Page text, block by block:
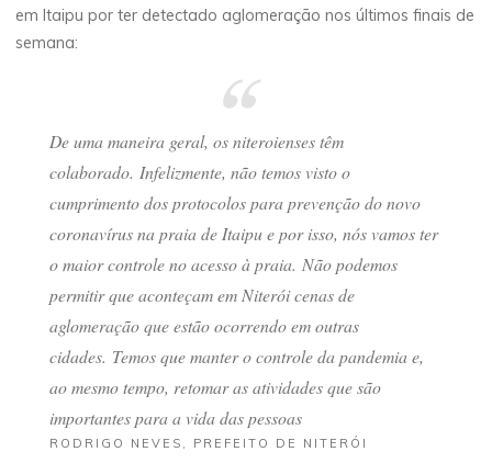
em Itaipu por ter detectado aglomeração nos últimos finais de
semana:
De uma maneira geral, os niteroienses têm
colaborado. Infelizmente, não temos visto o
cumprimento dos protocolos para prevenção do novo
coronavírus na praia de Itaipu e por isso, nós vamos ter
o maior controle no acesso à praia. Não podemos
permitir que aconteçam em Niterói cenas de
aglomeração que estão ocorrendo em outras
cidades. Temos que manter o controle da pandemia e,
ao mesmo tempo, retomar as atividades que são
importantes para a vida das pessoas
RODRIGO NEVES, PREFEITO DE NITERÓI